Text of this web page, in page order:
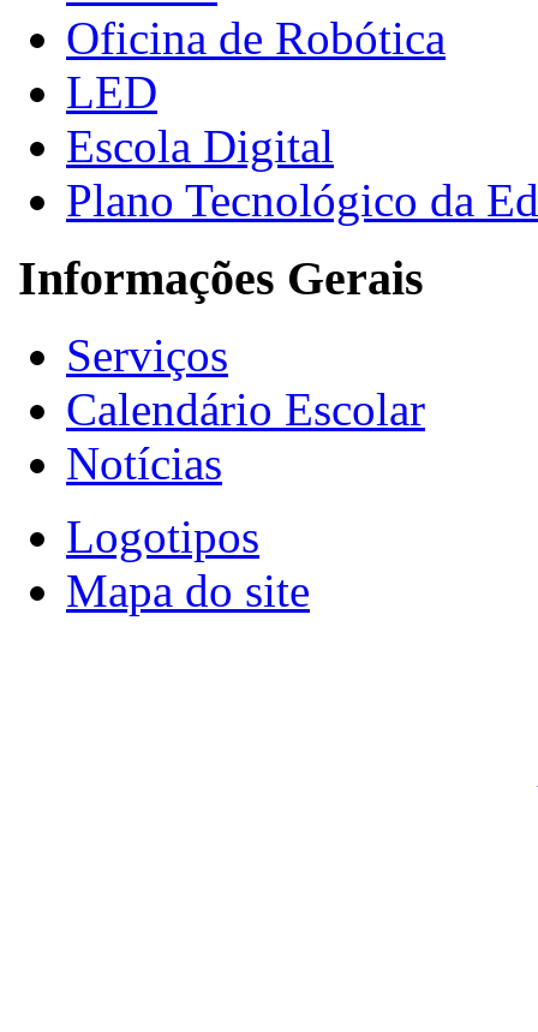
Oficina de Robótica
LED
Escola Digital
Plano Tecnológico da
Informações Gerais
Serviços
Calendário Escolar
Notícias
Logotipos
Mapa do site